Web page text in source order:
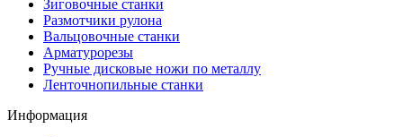
Зиговочные станки
Размотчики рулона
Вальцовочные станки
Арматурорезы
Ручные дисковые ножи по металлу
Ленточнопильные станки
Информация